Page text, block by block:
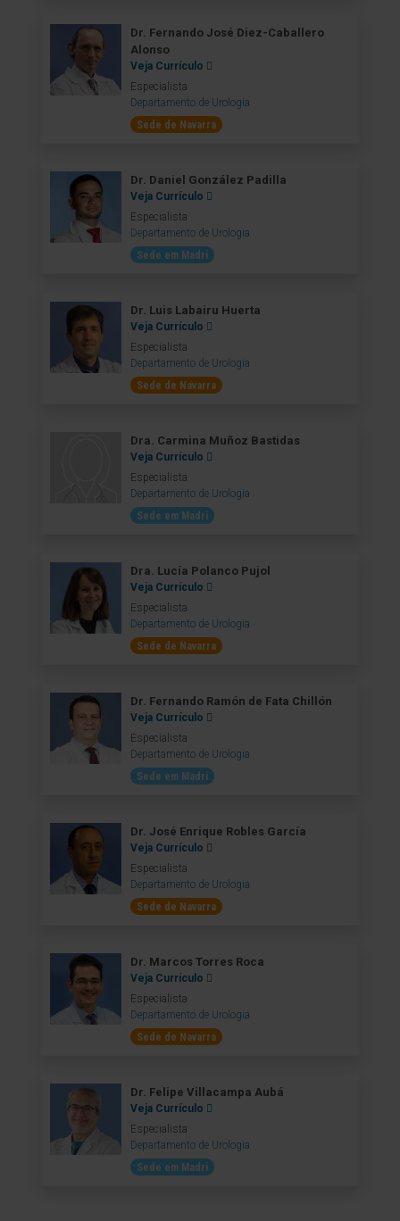
Dr. Fernando José Diez-Caballero
Alonso
Veja Currículo
Especialista
Departamento de Urologia
Sede de Navarra
Dr. Daniel González Padilla
Veja Currículo
Especialista
Departamento de Urologia
Sede em Madri
Dr. Luis Labairu Huerta
Veja Currículo
Especialista
Departamento de Urologia
Sede de Navarra
Dra. Carmina Muñoz Bastidas
Veja Currículo
Especialista
Departamento de Urologia
Sede em Madri
Dra. Lucía Polanco Pujol
Veja Currículo
Especialista
Departamento de Urologia
Sede de Navarra
Dr. Fernando Ramón de Fata Chillón
Veja Currículo
Especialista
Departamento de Urologia
Sede em Madri
Dr. José Enrique Robles García
Veja Currículo
Especialista
Departamento de Urologia
Sede de Navarra
Dr. Marcos Torres Roca
Veja Currículo
Especialista
Departamento de Urologia
Sede de Navarra
Dr. Felipe Villacampa Aubá
Veja Currículo
Especialista
Departamento de Urologia
Sede em Madri